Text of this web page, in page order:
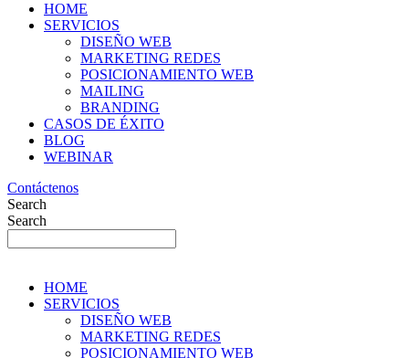
HOME
SERVICIOS
DISEÑO WEB
MARKETING REDES
POSICIONAMIENTO WEB
MAILING
BRANDING
CASOS DE ÉXITO
BLOG
WEBINAR
Contáctenos
Search
Search
HOME
SERVICIOS
DISEÑO WEB
MARKETING REDES
POSICIONAMIENTO WEB